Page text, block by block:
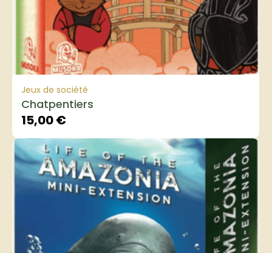
Jeux de société
Chatpentiers
15,00€